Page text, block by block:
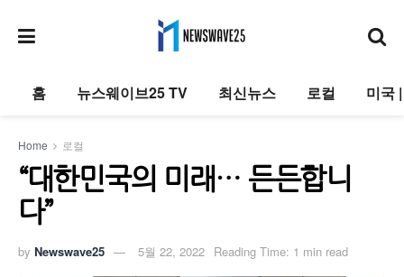
홈 뉴스웨이브25 TV 최신뉴스 로컬 미국
Home 로컬
“대한민국의 미래… 든든합니
다”
by Newswave25 5월 22, 2022 Reading Time: 1 min read